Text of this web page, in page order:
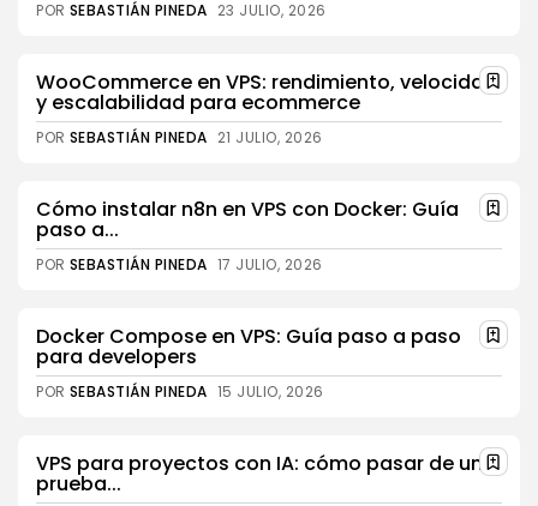
POR SEBASTIÁN PINEDA 23 JULIO, 2026
WooCommerce en VPS: rendimiento, velocidad
y escalabilidad para ecommerce
POR SEBASTIÁN PINEDA 21 JULIO, 2026
Cómo instalar n8n en VPS con Docker: Guía
paso a...
POR SEBASTIÁN PINEDA 17 JULIO, 2026
Docker Compose en VPS: Guía paso a paso
para developers
POR SEBASTIÁN PINEDA 15 JULIO, 2026
VPS para proyectos con IA: cómo pasar de una
prueba...